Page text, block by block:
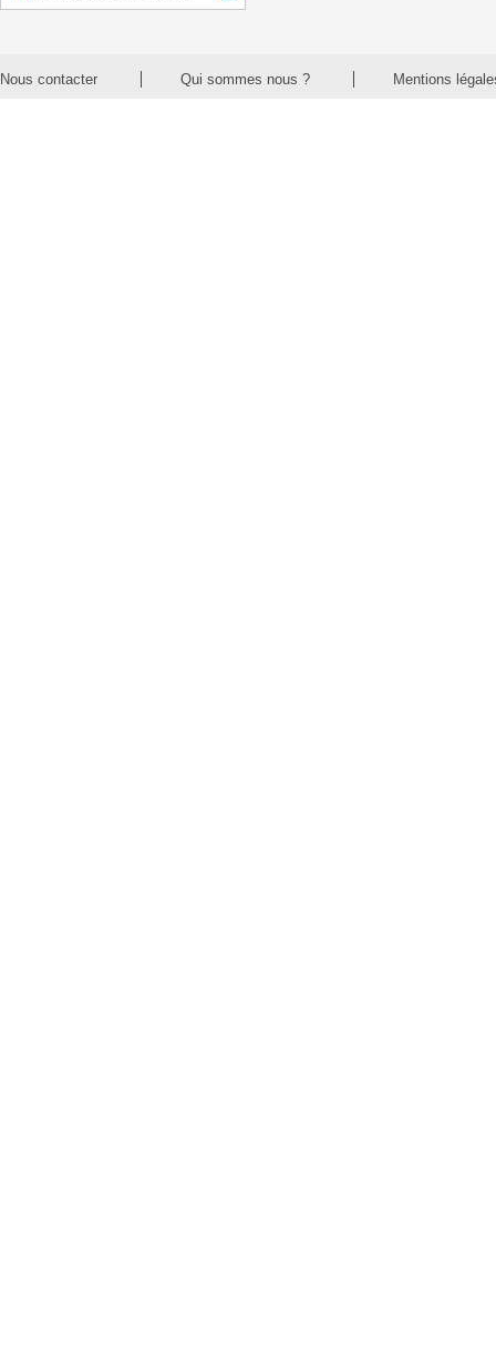
Nous contacter Qui sommes nous ? Mentions